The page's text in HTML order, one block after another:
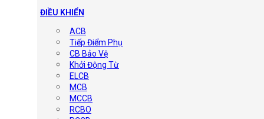
ĐIỀU KHIỂN
ACB
Tiếp Điểm Phụ
CB Bảo Vệ
Khởi Động Từ
ELCB
MCB
MCCB
RCBO